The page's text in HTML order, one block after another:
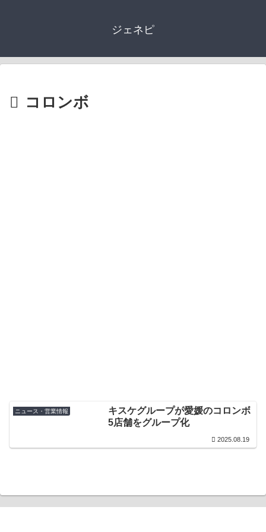
ジェネピ
コロンボ
ニュース・営業情報
キスケグループが愛媛のコロンボ
5店舗をグループ化
2025.08.19